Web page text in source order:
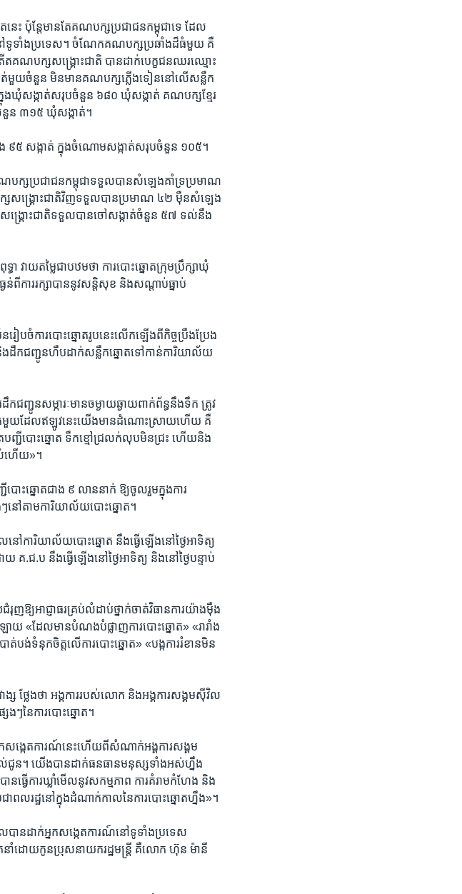
ប៉ុន្តែ​មាន​តែ​គណបក្ស​ប្រជាជន​កម្ពុជា​ទេ ដែល​
ទូទាំង​ប្រទេស។ ចំណែក​គណបក្ស​ប្រឆាំង​ដ៏​ធំ​មួយ គឺ​
គណបក្ស​សង្រ្គោះ​ជាតិ បាន​ដាក់​បេក្ខជន​ឈរ​ឈ្មោះ
ត់​មួយ​ចំនួន មិន​មាន​គណបក្ស​ភ្លើង​ទៀន​នៅ​លើ​សន្លឹក​
ឃុំ​សង្កាត់​សរុប​ចំនួន​ ៦៨០ ​ឃុំ​សង្កាត់ គណបក្ស​ខ្មែរ​
នួន​ ៣១៥ ​ឃុំ​សង្កាត់។
ង​ ៩៥ ​សង្កាត់ ក្នុង​ចំណោម​សង្កាត់​សរុប​ចំនួន​ ១០៥។
ណបក្ស​ប្រជាជន​កម្ពុជា​ទទួល​បាន​សំឡេង​គាំទ្រ​ប្រមាណ​
សង្រ្គោះ​ជាតិ​វិញ​ទទួល​បាន​ប្រមាណ​ ៤២ ​ម៉ឺន​សំឡេង
រ្គោះ​ជាតិ​ទទួល​បាន​ចៅ​សង្កាត់​ចំនួន​ ៥៧ ទល់​នឹង​
ា វាយ​តម្លៃ​ជា​បឋម​ថា ការ​បោះ​ឆ្នោតក្រុម​ប្រឹក្សា​ឃុំ​
ពី​ការ​រក្សា​បាន​នូវ​សន្តិសុខ និង​សណ្តាប់​ធ្នាប់​
ប័ន​រៀបចំ​ការ​បោះឆ្នោត​រូប​នេះ​លើក​ឡើងពី​កិច្ចប្រឹងប្រែង
ងដឹកជញ្ជូនហឹបដាក់​សន្លឹក​ឆ្នោត​ទៅ​កាន់​ការិយាល័យ​
ជញ្ជូន​សម្ភារៈ​មាន​ចម្ងាយ​ឆ្ងាយ​ពាក់​ព័ន្ធ​នឹង​ទឹក ត្រូវ​
បាក​មួយ​ដែល​ឥឡូវ​នេះ​យើង​មាន​ដំណោះស្រាយ​ហើយ​ គឺ​
ោត​បញ្ជី​បោះឆ្នោត​ ទឹកខ្មៅ​ជ្រលក់​លុប​មិន​ជ្រះ ហើយ​និង​
ហើយ»។
ោះ​ឆ្នោត​ជាង​ ៩​ លាន​នាក់ ​ឱ្យ​ចូលរួម​ក្នុង​ការ​
ងៗនៅ​តាម​ការិយាល័យ​បោះ​ឆ្នោត។
ៅ​ការិយាល័យ​បោះ​ឆ្នោត នឹង​ធ្វើ​ឡើង​នៅ​ថ្ងៃ​អាទិត្យ​
.ជ.ប នឹង​ធ្វើ​ឡើង​នៅ​ថ្ងៃ​អាទិត្យ និងនៅថ្ងៃ​បន្ទាប់
ឱ្យ​អាជ្ញាធរ​គ្រប់​លំដាប់​ថ្នាក់​ចាត់​វិធាន​ការ​យ៉ាង​ម៉ឺង
ាយ «ដែល​មាន​បំណង​បំផ្លាញ​ការ​បោះ​ឆ្នោត» «រារាំង​
ាត់​បង់​ទំនុក​ចិត្ត​លើ​ការ​បោះ​ឆ្នោត» «បង្ក​ការ​រំខាន​មិន​
ស ថ្លែង​ថា​ អង្គការ​របស់​លោក និង​អង្គការ​សង្គម​ស៊ីវិល​
ៗ​នៃ​ការ​បោះឆ្នោត។
សង្កេត​ការណ៍​នេះ​ហើយ​ពី​សំណាក់​អង្គការ​សង្គម​
ជូន។ យើង​បាន​ដាក់​ធន​ធាន​មនុស្ស​ទាំង​អស់​ហ្នឹង
ើការ​ឃ្លាំ​មើល​នូវ​សកម្ម​ភាព​ ការ​គំរាម​កំហែង​ និង​
ពលរដ្ឋ​នៅ​ក្នុង​ដំណាក់​កាល​នៃ​ការ​បោះឆ្នោត​ហ្នឹង»។
ល​បាន​ដាក់​អ្នក​សង្កេត​ការណ៍​នៅ​ទូទាំង​ប្រទេស​
ដោយ​កូន​ប្រុស​នាយក​រដ្ឋមន្រ្តី គឺ​លោក ហ៊ុន ម៉ានី